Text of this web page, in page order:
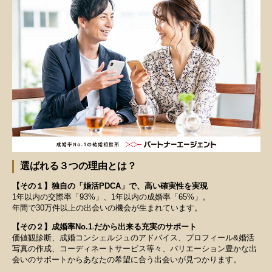
選ばれる３つの理由とは？
【その１】独自の「婚活PDCA」で、高い確実性を実現
1年以内の交際率「93%」、1年以内の成婚率「65%」。
年間で30万件以上の出会いの機会が生まれています。
【その２】成婚率No.1※だから出来る充実のサポート
価値観診断、成婚コンシェルジュのアドバイス、プロフィール&婚活
写真の作成、コーディネートサービス等々、バリエーション豊かな出
会いのサポートからあなたの希望に合う出会いが見つかります。